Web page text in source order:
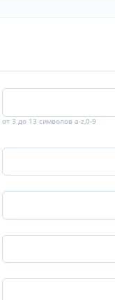
от 3 до 13 символов a-z,0-9